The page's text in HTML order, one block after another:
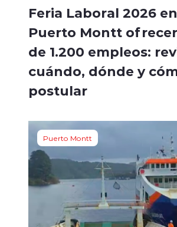
Feria Laboral 2026 en
Puerto Montt
de 1.200 empleos:
cuándo, dónde y
postular
Puerto Montt